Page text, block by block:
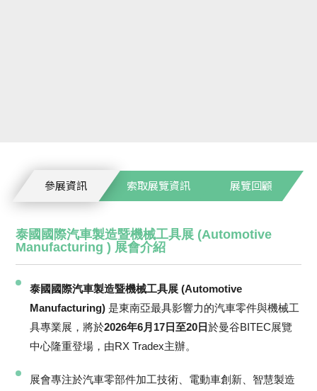
參展資訊 索取展覽資訊 展覽回顧
泰國國際汽車製造暨機械工具展 (Automotive
Manufacturing ) 展會介紹
泰國國際汽車製造暨機械工具展 (Automotive
Manufacturing) 是東南亞最具影響力的汽車零件與機械工
具專業展，將於2026年6月17日至20日於曼谷BITEC展覽
中心隆重登場，由RX Tradex主辦。
展會專注於汽車零部件加工技術、電動車創新、智慧製造